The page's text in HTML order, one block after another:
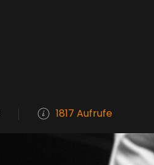
1817 Aufrufe